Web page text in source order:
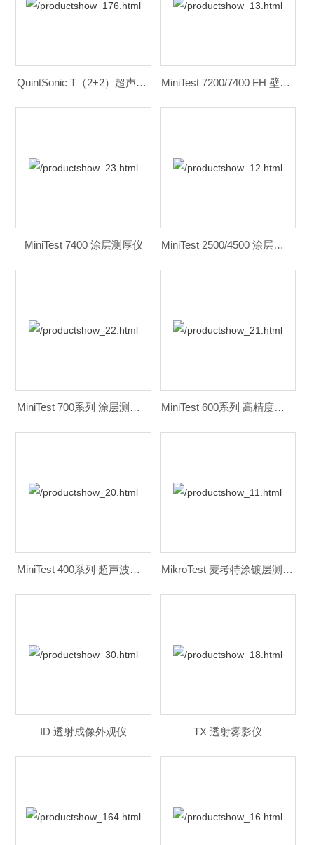
QuintSonic T（2+2）超声波涂层测厚仪 MiniTest 7200/7400 FH 壁厚测厚仪
MiniTest 7400 涂层测厚仪 MiniTest 2500/4500 涂层测厚仪
MiniTest 700系列 涂层测厚仪 MiniTest 600系列 高精度涂层测厚仪
MiniTest 400系列 超声波测厚仪 MikroTest 麦考特涂镀层测厚仪
ID 透射成像外观仪 TX 透射雾影仪